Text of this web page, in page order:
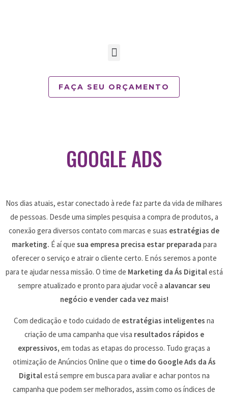
FAÇA SEU ORÇAMENTO
GOOGLE ADS
Nos dias atuais, estar conectado à rede faz parte da vida de milhares
de pessoas. Desde uma simples pesquisa a compra de produtos, a
conexão gera diversos contato com marcas e suas estratégias de
marketing. É aí que sua empresa precisa estar preparada para
oferecer o serviço e atrair o cliente certo. E nós seremos a ponte
para te ajudar nessa missão. O time de Marketing da Ás Digitalestá
sempre atualizado e pronto para ajudar você a alavancar seu
negócio e vender cada vez mais!
Com dedicação e todo cuidado de estratégias inteligentes na
criação de uma campanha que visa resultados rápidos e
expressivos, em todas as etapas do processo. Tudo graças a
otimização de Anúncios Online que o time do Google Ads da Ás
Digitalestá sempre em busca para avaliar e achar pontos na
campanha que podem ser melhorados, assim como os índices de